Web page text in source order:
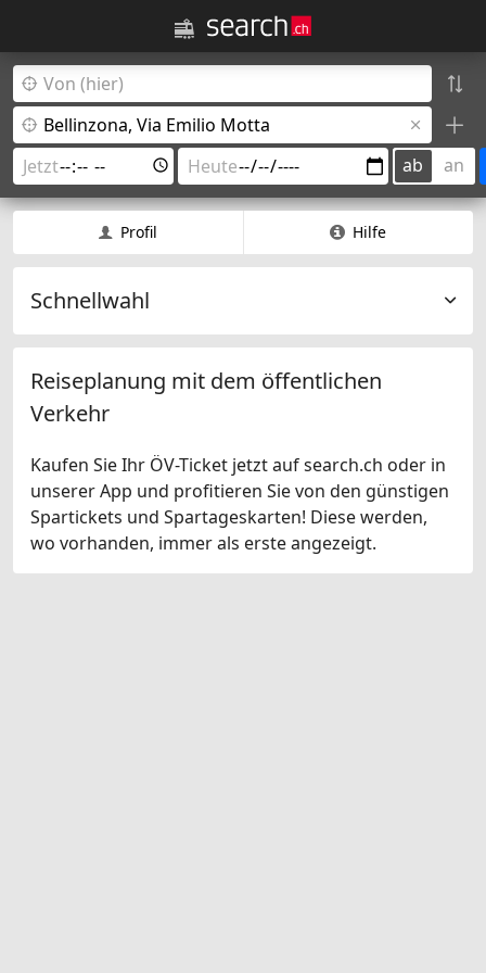
ab an
Profil Hilfe
Schnellwahl
Reiseplanung mit dem öffentlichen
Verkehr
Kaufen Sie Ihr ÖV-Ticket jetzt auf search.ch oder in
unserer App und profitieren Sie von den günstigen
Spartickets und Spartageskarten! Diese werden,
wo vorhanden, immer als erste angezeigt.